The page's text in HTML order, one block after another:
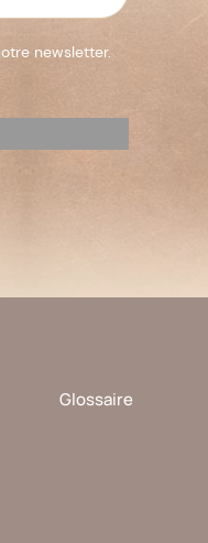
newsletter.
Glossaire